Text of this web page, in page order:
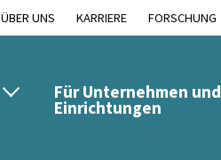
ÜBER UNS KARRIERE FORSCHUNG
Für Unternehmen und
Einrichtungen